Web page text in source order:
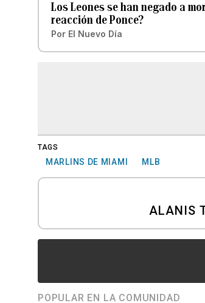
Los Leones se han negado a
reacción de Ponce?
Por El Nuevo Día
TAGS
MARLINS DE MIAMI MLB
ALANIS
POPULAR EN LA COMUNIDAD